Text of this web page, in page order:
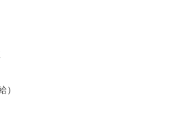
）